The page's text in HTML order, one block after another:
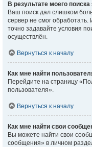
В результате моего
Ваш поиск дал слишком
сервер не смог
точно задавайте условия
осуществлён.
Вернуться к началу
Как мне найти
Перейдите на страницу
пользователя».
Вернуться к началу
Как мне найти свои
Вы можете найти свои
сообщения» в личном